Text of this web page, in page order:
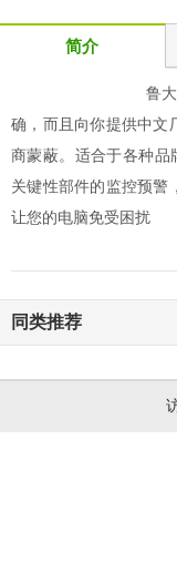
简介
鲁大师拥有专
确，而且向你提供中文
商蒙蔽。适合于各种品
关键性部件的监控预警
让您的电脑免受困扰
同类推荐